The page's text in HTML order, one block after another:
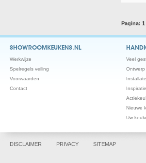
Pagina: 1
SHOWROOMKEUKENS.NL
Werkwijze
Spelregels veiling
Voorwaarden
Contact
Veel
Nieuwe
Uw
DISCLAIMER PRIVACY SITEMAP